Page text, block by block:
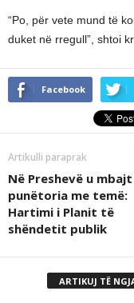
“Po, për vete mund të
duket në rregull”, shtoi
Facebook
Artikulli paraprak
Në Preshevë u mbajt
punëtoria me temë:
Hartimi i Planit të
shëndetit publik
ARTIKUJ TË